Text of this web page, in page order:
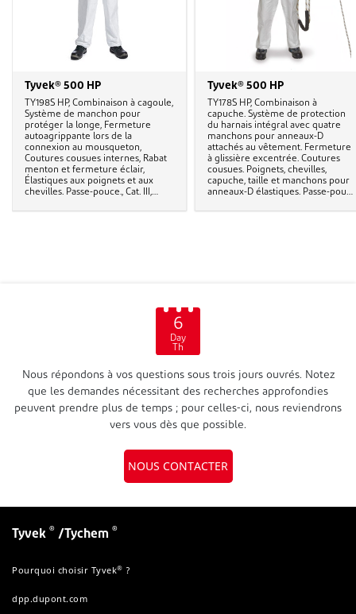
Tyvek® 500 HP
TY198S HP, Combinaison à cagoule,
Système de manchon pour
protéger la longe, Fermeture
autoagrippante lors de la
connexion au mousqueton,
Coutures cousues internes, Rabat
menton et fermeture éclair,
Élastiques aux poignets et aux
chevilles. Passe-pouce., Cat. III,
Tyvek® 500 HP
TY178S HP, Combinaison à
capuche. Système de protection
du harnais intégral avec quatre
manchons pour anneaux-D
attachés au vêtement. Fermeture
à glissière excentrée. Coutures
cousues. Poignets, chevilles,
capuche, taille et manchons pour
anneaux-D élastiques. Passe-pouce
matériau Tyvek®. Cat. III, Type 5-B &
6
Day
Th
Nous répondons à vos questions sous trois jours ouvrés. Notez
que les demandes nécessitant des recherches approfondies
peuvent prendre plus de temps ; pour celles-ci, nous reviendrons
vers vous dès que possible.
NOUS CONTACTER
Tyvek ® /Tychem ®
Pourquoi choisir Tyvek® ?
dpp.dupont.com